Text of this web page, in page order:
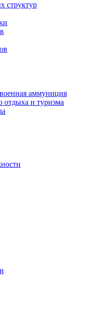
структур
аммуниция
отдыха и туризма